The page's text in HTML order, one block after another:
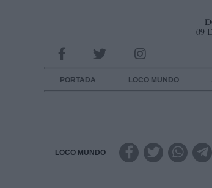
09
PORTADA LOCO MUNDO
LOCO MUNDO
INFORMACION SOBRE LA PROTECCIÓN DE
Responsable:
Destinatarios: